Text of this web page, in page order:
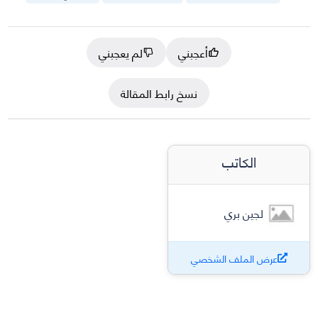
أعجبني
لم يعجبني
نسخ رابط المقالة
الكاتب
لجين بري
عرض الملف الشخصي